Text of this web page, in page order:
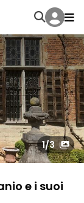
1/3
e i suoi